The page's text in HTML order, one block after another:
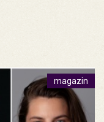
magazin